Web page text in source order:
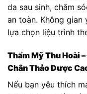
da sau sinh, chăm
an toàn. Không gian
lựa chọn liệu trình
Thẩm Mỹ Thu Hoài
Chân Thảo Dược
Nếu bạn yêu thích